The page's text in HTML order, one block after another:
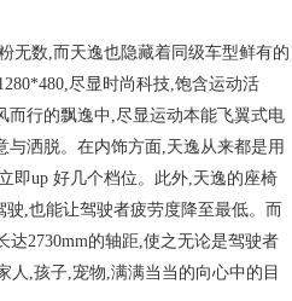
无数,而天逸也隐藏着同级车型鲜有的
尽显时尚科技,饱含运动活
而行的飘逸中,尽显运动本能飞翼式电
洒脱。在内饰方面,天逸从来都是用
即up 好几个档位。此外,天逸的座椅
,也能让驾驶者疲劳度降至最低。而
达2730mm的轴距,使之无论是驾驶者
人,孩子,宠物,满满当当的向心中的目